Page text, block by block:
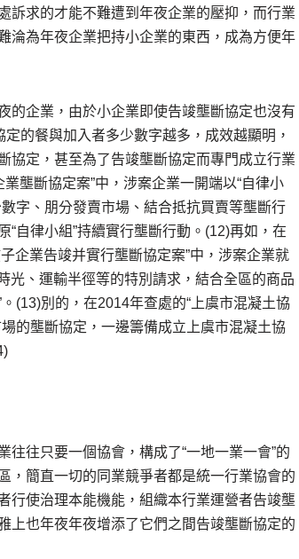
訴求的才能不難遭到年夜企業的壓抑，而行業
淪為年夜企業把持小企業的東西，成為方便年
的企業，由於小企業即使告竣壟斷協定也沒有
的餐與加入者多少數字越多，成效越顯明，
協定，甚至為了告竣壟斷協定而專門成立行業
壟斷協定案”中，涉案企業一開端以“自律小
字、朋分發賣市場、結合抵抗買賣等壟斷行
自律小組”持續實行壟斷行動。(12)再如，在
企業告竣并實行壟斷協定案”中，涉案企業就
光、運輸半徑等的特別請求，結合全區的商品
(13)別的，在2014年查處的“上虞市混凝土協
的壟斷協定，一邊籌備成立上虞市混凝土協
往只要一個協會，構成了“一地一業一會”的
，簡直一切的同業競爭者都是統一行業協會的
行使治理本能機能，組織本行業運營者告竣壟
上也年夜年夜增添了它們之間告竣壟斷協定的